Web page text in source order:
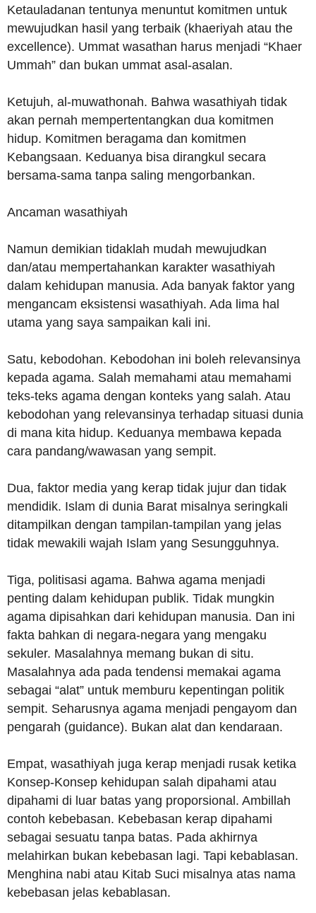
Ketauladanan tentunya menuntut komitmen untuk
mewujudkan hasil yang terbaik (khaeriyah atau the
excellence). Ummat wasathan harus menjadi “Khaer
Ummah” dan bukan ummat asal-asalan.
Ketujuh, al-muwathonah. Bahwa wasathiyah tidak
akan pernah mempertentangkan dua komitmen
hidup. Komitmen beragama dan komitmen
Kebangsaan. Keduanya bisa dirangkul secara
bersama-sama tanpa saling mengorbankan.
Ancaman wasathiyah
Namun demikian tidaklah mudah mewujudkan
dan/atau mempertahankan karakter wasathiyah
dalam kehidupan manusia. Ada banyak faktor yang
mengancam eksistensi wasathiyah. Ada lima hal
utama yang saya sampaikan kali ini.
Satu, kebodohan. Kebodohan ini boleh relevansinya
kepada agama. Salah memahami atau memahami
teks-teks agama dengan konteks yang salah. Atau
kebodohan yang relevansinya terhadap situasi dunia
di mana kita hidup. Keduanya membawa kepada
cara pandang/wawasan yang sempit.
Dua, faktor media yang kerap tidak jujur dan tidak
mendidik. Islam di dunia Barat misalnya seringkali
ditampilkan dengan tampilan-tampilan yang jelas
tidak mewakili wajah Islam yang Sesungguhnya.
Tiga, politisasi agama. Bahwa agama menjadi
penting dalam kehidupan publik. Tidak mungkin
agama dipisahkan dari kehidupan manusia. Dan ini
fakta bahkan di negara-negara yang mengaku
sekuler. Masalahnya memang bukan di situ.
Masalahnya ada pada tendensi memakai agama
sebagai “alat” untuk memburu kepentingan politik
sempit. Seharusnya agama menjadi pengayom dan
pengarah (guidance). Bukan alat dan kendaraan.
Empat, wasathiyah juga kerap menjadi rusak ketika
Konsep-Konsep kehidupan salah dipahami atau
dipahami di luar batas yang proporsional. Ambillah
contoh kebebasan. Kebebasan kerap dipahami
sebagai sesuatu tanpa batas. Pada akhirnya
melahirkan bukan kebebasan lagi. Tapi kebablasan.
Menghina nabi atau Kitab Suci misalnya atas nama
kebebasan jelas kebablasan.